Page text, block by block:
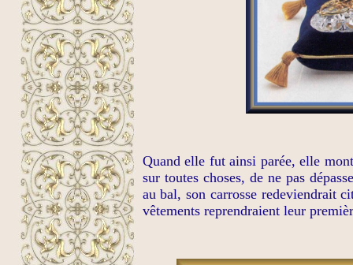
Quand elle fut ainsi parée, elle
sur toutes choses, de ne pas
au bal, son carrosse redeviendrait
vêtements reprendraient leur